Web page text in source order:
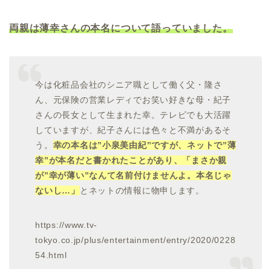
両親は薄幸さんの本名について語っていました。
今は化粧品会社のシニア職として働く父・隆さ
ん、元保険の営業レディでお笑い好きな母・紀子
さんの長女として生まれた幸。テレビでも大活躍
していますが、紀子さんには色々と不満があるそ
う。 幸の本名は”小泉美由紀”ですが、ネットで”薄
幸”が本名だと書かれたことがあり、「まさか親
が”幸が薄い”なんて名前付けませんよ。本名じゃ
ないし…」
とネットの情報に物申します。
https://www.tv-
tokyo.co.jp/plus/entertainment/entry/2020/0228
54.html